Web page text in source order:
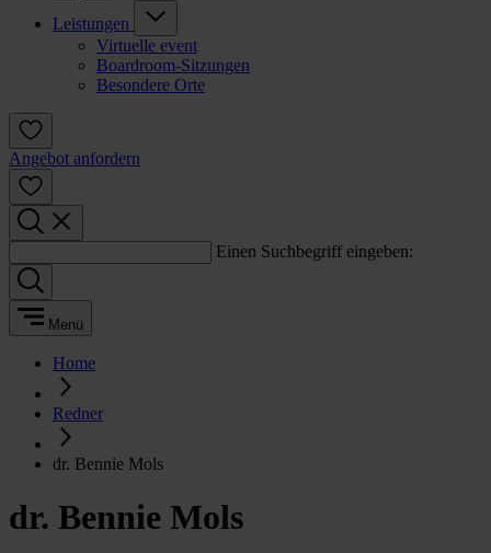
Leistungen
Virtuelle event
Boardroom-Sitzungen
Besondere Orte
Angebot anfordern
Einen Suchbegriff eingeben:
Menü
Home
Redner
dr. Bennie Mols
dr. Bennie Mols